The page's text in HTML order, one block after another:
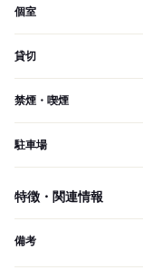
個室
貸切
禁煙・喫煙
駐車場
特徴・関連情報
備考